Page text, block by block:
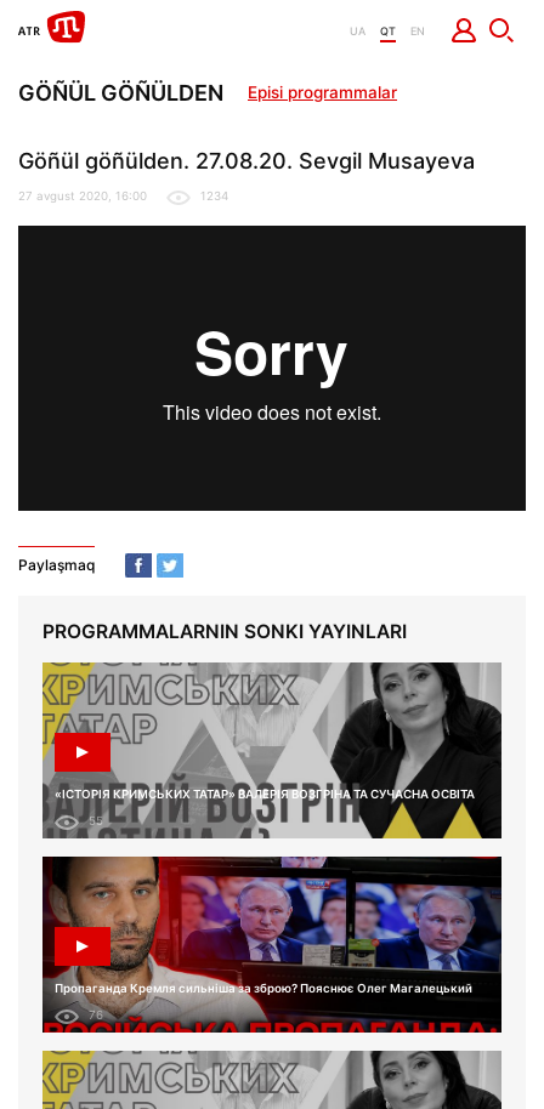
UA QT EN
GÖÑÜL GÖÑÜLDEN Episi programmalar
Göñül göñülden. 27.08.20. Sevgil Musayeva
27 avgust 2020, 16:00 1234
Paylaşmaq
PROGRAMMALARNIN SONKI YAYINLARI
«ІСТОРІЯ КРИМСЬКИХ ТАТАР» ВАЛЕРІЯ ВОЗГРІНА ТА СУЧАСНА ОСВІТА
55
Пропаганда Кремля сильніша за зброю? Пояснює Олег Магалецький
76